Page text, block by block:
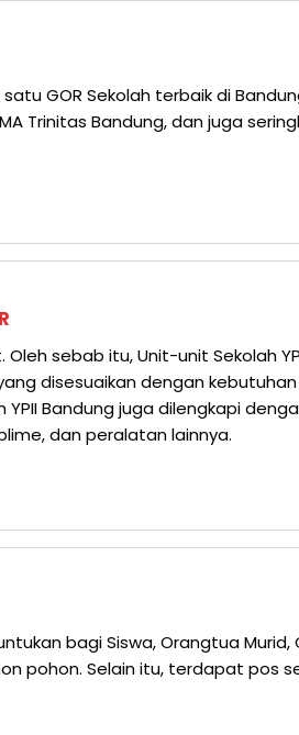
GOR Sekolah terbaik di
Trinitas Bandung, dan juga
sebab itu, Unit-unit Sekolah
disesuaikan dengan
Bandung juga dilengkapi
dan peralatan lainnya.
bagi Siswa, Orangtua Murid,
pohon. Selain itu, terdapat pos